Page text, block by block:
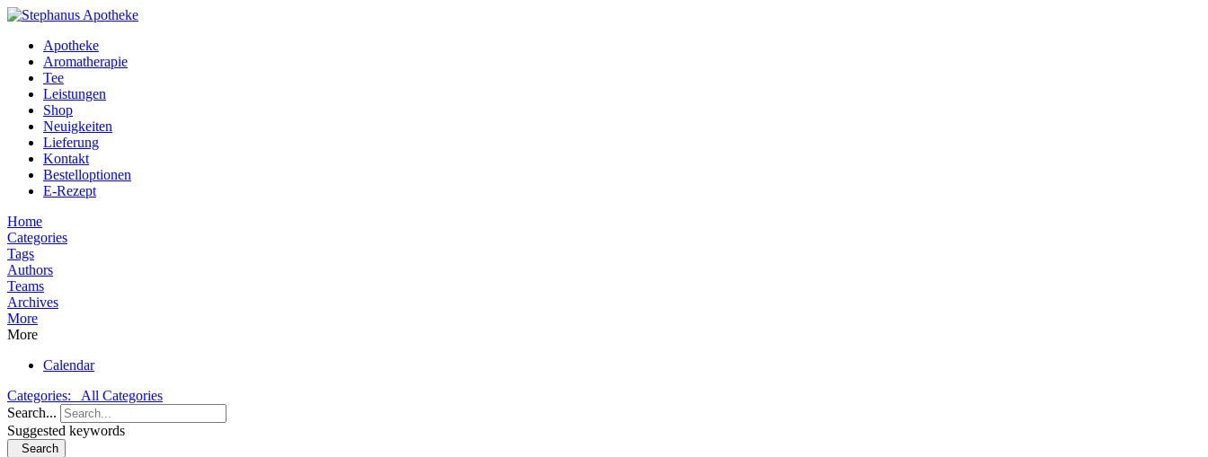
Apotheke
Aromatherapie
Tee
Leistungen
Shop
Neuigkeiten
Lieferung
Kontakt
Bestelloptionen
E-Rezept
Home
Categories
Tags
Authors
Teams
Archives
More
More
Calendar
Categories:
All Categories
Search...
Suggested keywords
Search